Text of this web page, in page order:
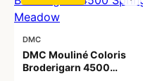
DMC
DMC Mouliné Coloris
Broderigarn 4500